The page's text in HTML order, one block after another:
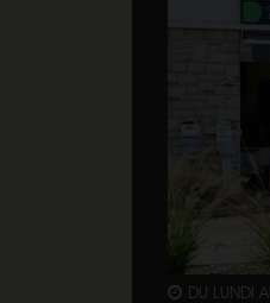
DU LUNDI